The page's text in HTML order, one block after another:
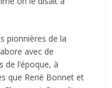
pionnières de la
avec de
l’époque, à
que René Bonnet et